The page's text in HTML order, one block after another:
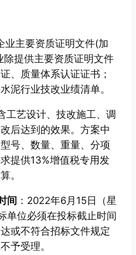
业主要资质证明文件(加
提供主要资质证明文件
、质量体系认证证书；
泥行业技改业绩清单。
工艺设计、技改施工、调
后达到的效果。方案中
号、数量、重量、分项
提供13%增值税专用发
。
间 ：2022年6月15日（星
单位必须在投标截止时间
或不符合招标文件规定
予受理。